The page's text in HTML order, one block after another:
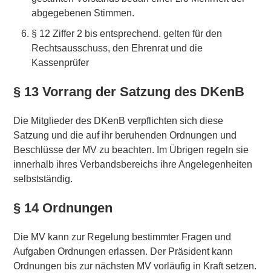
abgegebenen Stimmen.
§ 12 Ziffer 2 bis entsprechend. gelten für den
Rechtsausschuss, den Ehrenrat und die
Kassenprüfer
§ 13 Vorrang der Satzung des DKenB
Die Mitglieder des DKenB verpflichten sich diese
Satzung und die auf ihr beruhenden Ordnungen und
Beschlüsse der MV zu beachten. Im Übrigen regeln sie
innerhalb ihres Verbandsbereichs ihre Angelegenheiten
selbstständig.
§ 14 Ordnungen
Die MV kann zur Regelung bestimmter Fragen und
Aufgaben Ordnungen erlassen. Der Präsident kann
Ordnungen bis zur nächsten MV vorläufig in Kraft setzen.